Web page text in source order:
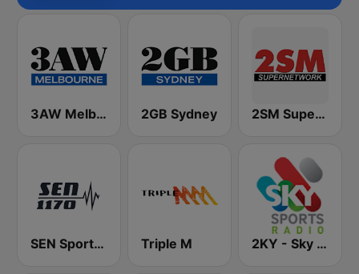
3AW Melbourne 2GB Sydney 2SM Super Radio
SEN Sports 1170 Sydney Triple M 2KY - Sky Sports Radio